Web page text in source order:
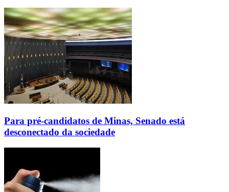
Para pré-candidatos de Minas, Senado está
desconectado da sociedade